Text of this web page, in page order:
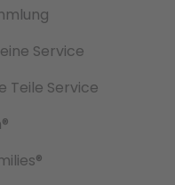
Service
Teile Service